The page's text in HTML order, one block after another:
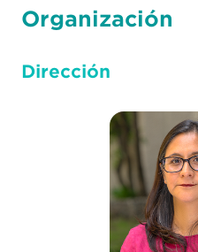
Organización
Dirección